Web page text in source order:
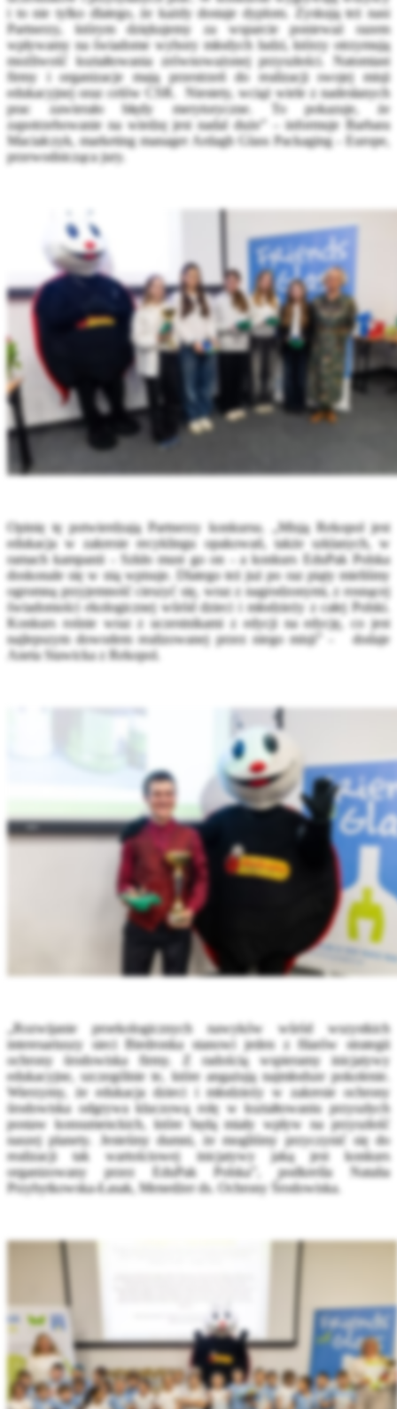
i to nie tylko dlatego, że każdy dostaje dyplom. Zyskują też nasi
Partnerzy, którym dziękujemy za wsparcie ponieważ razem
wpływamy na świadome wybory młodych ludzi, którzy otrzymują
możliwość kształtowania zrównoważonej przyszłości. Natomiast
firmy i organizacje mają przestrzeń do realizacji swojej misji
edukacyjnej oraz celów CSR. Niestety, wciąż wiele z nadesłanych
prac zawierało błędy merytoryczne. To pokazuje, że
zapotrzebowanie na wiedzę jest nadal duże” – informuje Barbara
Maciałczyk, marketing manager Ardagh Glass Packaging - Europe,
przewodnicząca jury.
Opinię tę potwierdzają Partnerzy konkursu. „Misją Rekopol jest
edukacja w zakresie recyklingu opakowań, także szklanych, w
ramach kampanii - Szkło must go on - a konkurs EduPak Polska
doskonale się w nią wpisuje. Dlatego też już po raz piąty mieliśmy
ogromną przyjemność cieszyć się, wraz z nagrodzonymi, z rosnącej
świadomości ekologicznej wśród dzieci i młodzieży z całej Polski.
Konkurs rośnie wraz z uczestnikami z edycji na edycję, co jest
najlepszym dowodem realizowanej przez niego misji” - dodaje
Aneta Stawicka z Rekopol.
„Rozwijanie proekologicznych nawyków wśród wszystkich
interesariuszy sieci Biedronka stanowi jeden z filarów strategii
ochrony środowiska firmy. Z radością wspieramy inicjatywy
edukacyjne, szczególnie te, które angażują najmłodsze pokolenie.
Wierzymy, że edukacja dzieci i młodzieży w zakresie ochrony
środowiska odgrywa kluczową rolę w kształtowaniu przyszłych
postaw konsumenckich, które będą miały wpływ na przyszłość
naszej planety. Jesteśmy dumni, że mogliśmy przyczynić się do
realizacji tak wartościowej inicjatywy jaką jest konkurs
organizowany przez EduPak Polska”, podkreśla Natalia
Przybytkowska-Łasak, Menedżer ds. Ochrony Środowiska.